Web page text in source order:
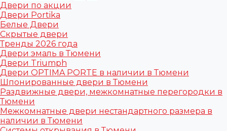
Двери по акции
Двери Portika
Белые Двери
Скрытые двери
Тренды 2026 года
Двери эмаль в Тюмени
Двери Triumph
Двери OPTIMA PORTE в наличии в Тюмени
Шпонированные двери в Тюмени
Раздвижные двери, межкомнатные перегородки в
Тюмени
Межкомнатные двери нестандартного размера в
наличии в Тюмени